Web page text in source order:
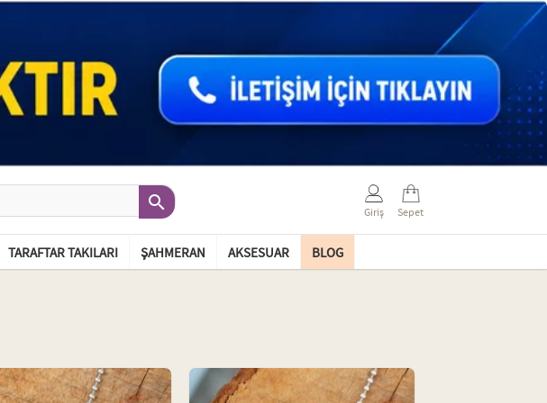
 Giriş Sepet
TARAFTAR TAKILARI ŞAHMERAN AKSESUAR BLOG